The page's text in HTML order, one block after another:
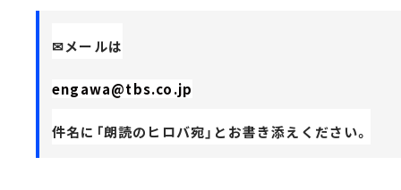
✉メールは
engawa@tbs.co.jp
件名に「朗読のヒロバ宛」とお書き添えください。